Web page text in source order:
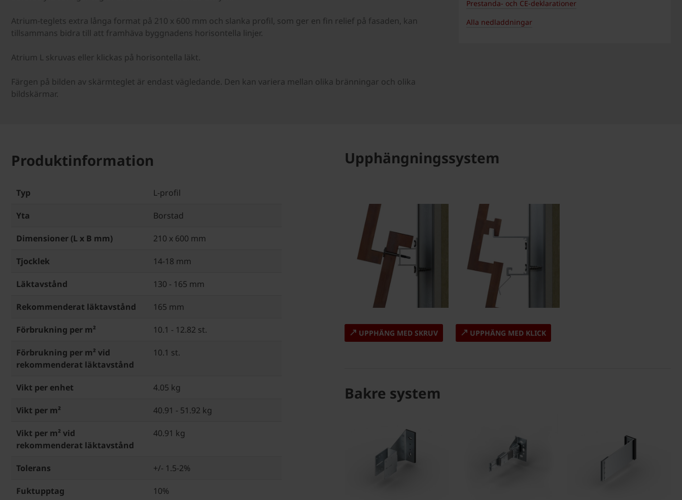
Atrium-teglets extra långa format på 210 x 600 mm och slanka profil, som ger en fin relief på fasaden, kan
tillsammans bidra till att framhäva byggnadens horisontella linjer.
Atrium L skruvas eller klickas på horisontella läkt.
Färgen på bilden av skärmteglet är endast vägledande. Den kan variera mellan olika bränningar och olika
bildskärmar.
Prestanda- och CE-deklarationer
Alla nedladdningar
Produktinformation
Typ L-profil
Yta Borstad
Dimensioner (L x B mm) 210 x 600 mm
Tjocklek 14-18 mm
Läktavstånd 130 - 165 mm
Rekommenderat läktavstånd 165 mm
Förbrukning per m² 10.1 - 12.82 st.
Förbrukning per m² vid
rekommenderat läktavstånd
10.1 st.
Vikt per enhet 4.05 kg
Vikt per m² 40.91 - 51.92 kg
Vikt per m² vid
rekommenderat läktavstånd
40.91 kg
Tolerans +/- 1.5-2%
Fuktupptag 10%
Upphängningssystem
UPPHÄNG MED SKRUV UPPHÄNG MED KLICK
Bakre system